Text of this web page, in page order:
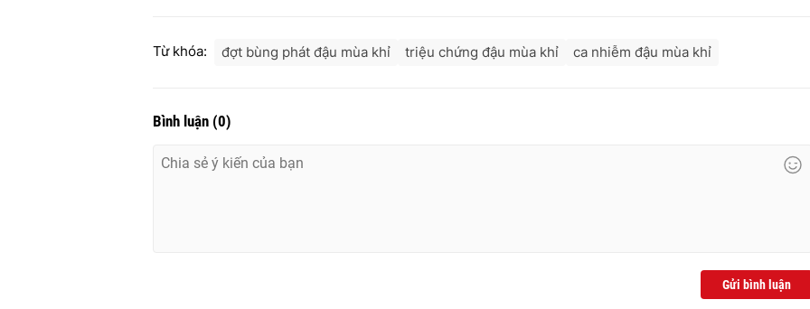
Từ khóa: đợt bùng phát đậu mùa khỉ triệu chứng đậu mùa khỉ ca nhiễm đậu mùa khỉ
Bình luận (0)
Gửi bình luận